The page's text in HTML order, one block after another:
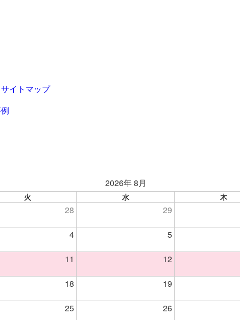
サイトマップ
2026年 8月
火 水 木
28 29
4 5
11 12
18 19
25 26